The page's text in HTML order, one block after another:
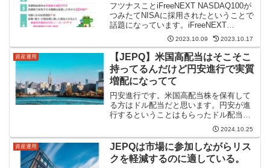
フツナスことiFreeNEXT NASDAQ100が
つみたてNISAに採用されたということで
話題になっています。iFreeNEXT
NASDAQ100インデックスの評価は？
【フツナス】アイフリーNASDAQ100が
つみたてNISAに採用決定...
2023.10.09 2023.10.17
資産運用
【JEPQ】米国高配当はそこそこ
持ってるんだけど円安進行で実質
増配になってて
円安進行です。米国高配当株を保有して
る方はドル配当だと思います。円安が進
行するということはもらったドル配当を
円にするときその分もらえる円が増える
ということ。日本もインフレが進行しそ
うですが家賃などはそうそう上がること
はありません。実質増配み...
2024.10.25
資産運用
JEPQは市場に参加しながらリス
クを軽減するのに適している。